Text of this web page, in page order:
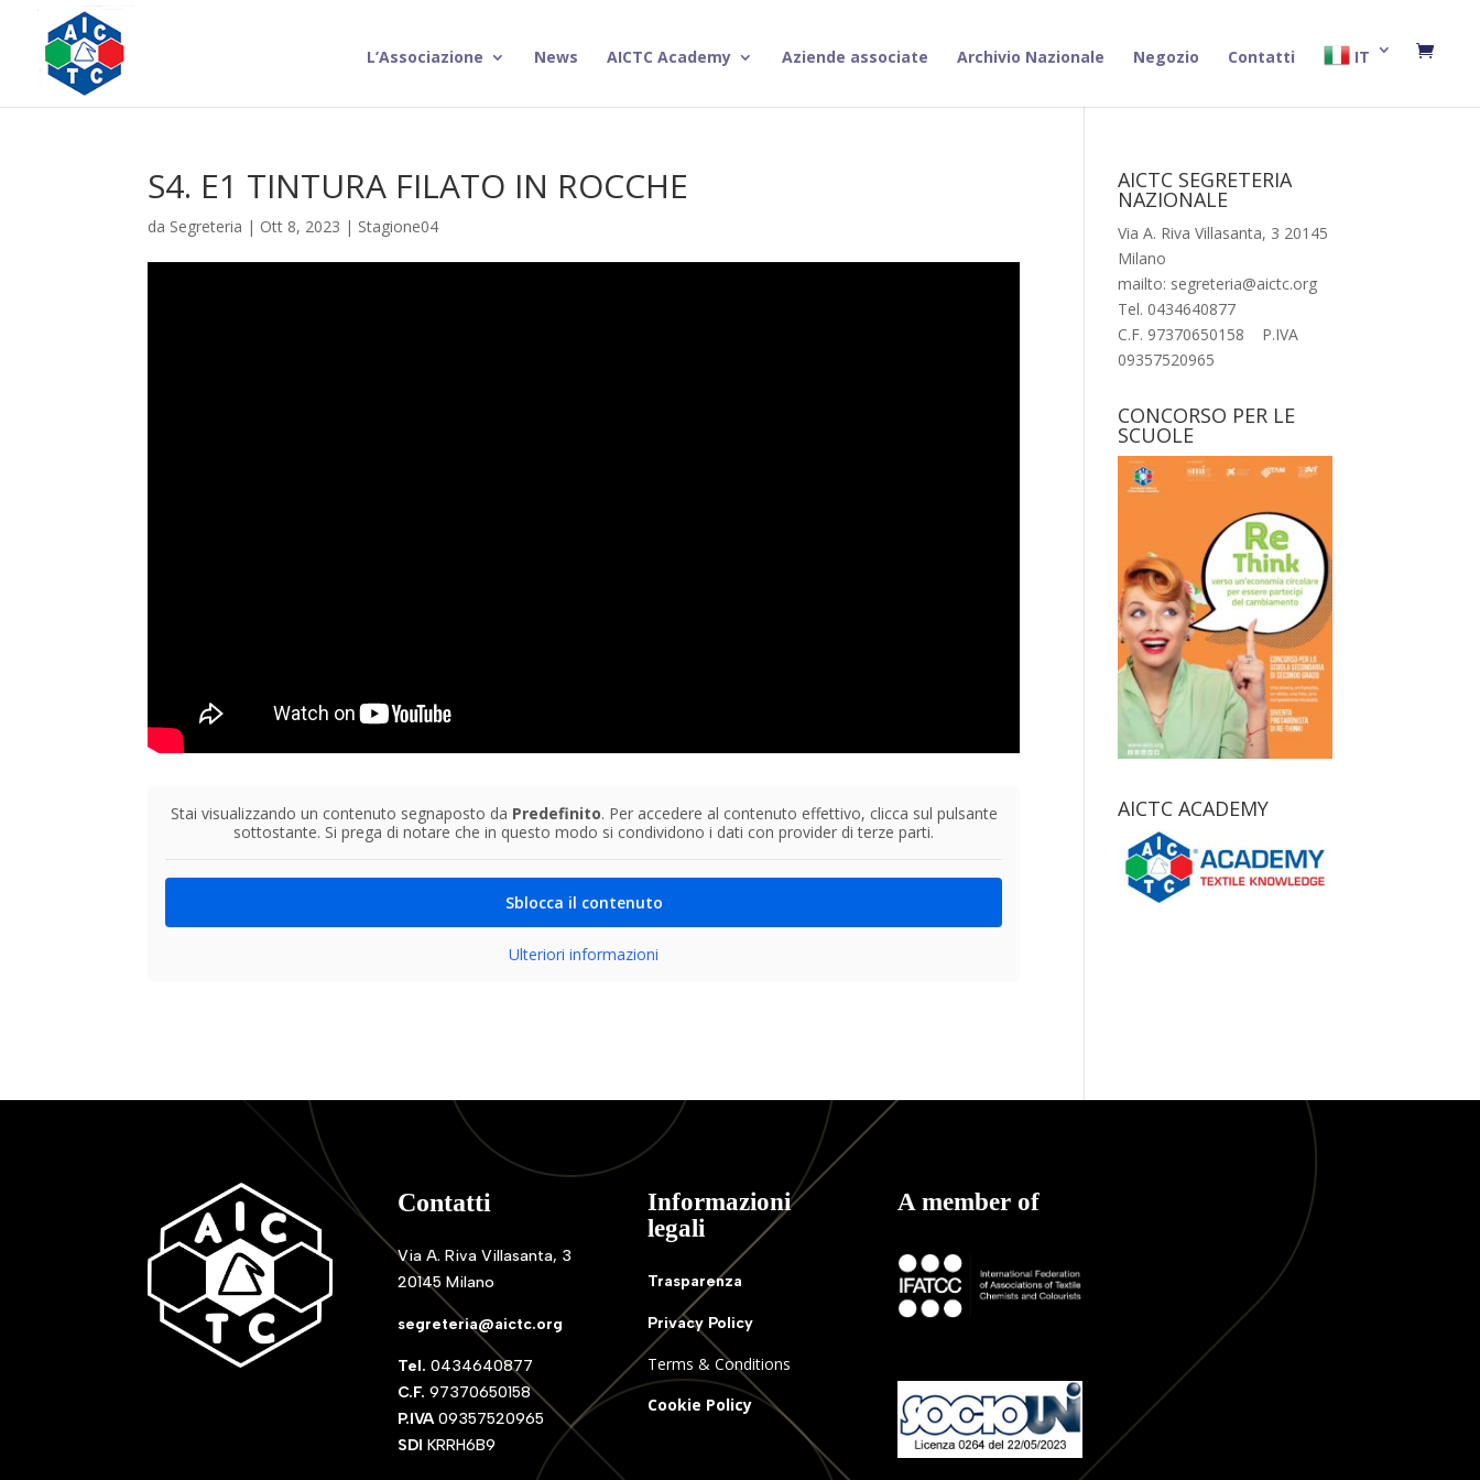
L’Associazione News AICTC Academy Aziende associate Archivio Nazionale Negozio Contatti IT
S4. E1 TINTURA FILATO IN ROCCHE
da Segreteria | Ott 8, 2023 | Stagione04
Stai visualizzando un contenuto segnaposto da Predefinito. Per accedere al contenuto effettivo, clicca sul pulsante
sottostante. Si prega di notare che in questo modo si condividono i dati con provider di terze parti.
Sblocca il contenuto
Ulteriori informazioni
AICTC SEGRETERIA
NAZIONALE
Via A. Riva Villasanta, 3 20145
Milano
mailto: segreteria@aictc.org
Tel. 0434640877
C.F. 97370650158 P.IVA
09357520965
CONCORSO PER LE
SCUOLE
AICTC ACADEMY
Contatti
Via A. Riva Villasanta, 3
20145 Milano
segreteria@aictc.org
Tel. 0434640877
C.F. 97370650158
P.IVA09357520965
SDI KRRH6B9
Informazioni
legali
Trasparenza
Privacy Policy
Terms & Conditions
Cookie Policy
A member of